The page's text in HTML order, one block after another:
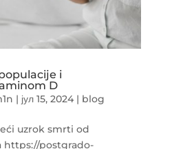
i
D
| јул 15, 2024| blog
uzrok smrti od
postgrado-